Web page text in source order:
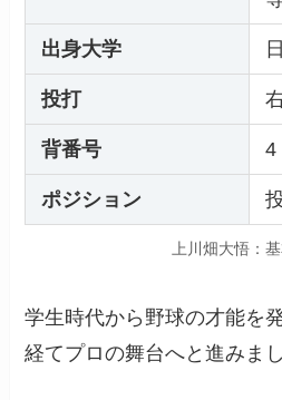
出身大学
投打
背番号 4
ポジション
上川畑大悟：
学生時代から野球の才能を
経てプロの舞台へと進みまし